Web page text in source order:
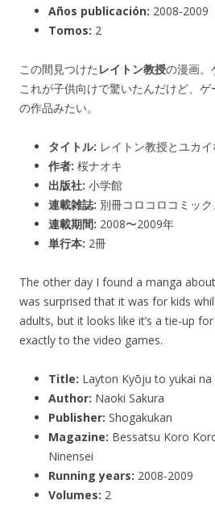
Años publicación: 2008-2009
Tomos: 2
この間見つけた レイトン教授の漫画。
これが子供向けで驚いたんだけど、
の作品みたい。
タイトル: レイトン教授とユカ
作者: 桜ナオキ
出版社: 小学館
連載雑誌: 別冊コロコロコミッ
連載期間: 2008〜2009年
単行本: 2冊
The other day I found a manga about
was surprised that it was for kids
adults, but it looks like it’s a tie-up
exactly to the video games.
Title: Layton Kyōju to yukai na
Author: Naoki Sakura
Publisher: Shogakukan
Magazine: Bessatsu Koro
Ninensei
Running years: 2008-2009
Volumes: 2